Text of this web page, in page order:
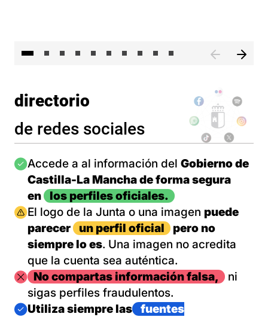
directorio
de redes sociales
Imagen
Accede a al información del Gobierno de
Castilla-La Mancha de forma segura
en
los perfiles oficiales.
Imagen
El logo de la Junta o una imagen puede
parecer
un perfil oficial
pero no
siempre lo es. Una imagen no acredita
que la cuenta sea auténtica.
ImagenNo compartas información falsa,
ni
sigas perfiles fraudulentos.
Imagen
Utiliza siempre las
fuentes